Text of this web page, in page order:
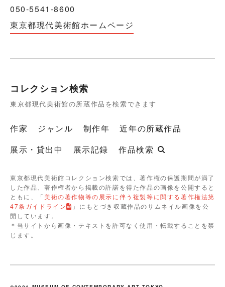
050-5541-8600
東京都現代美術館ホームページ
コレクション検索
東京都現代美術館の所蔵作品を検索できます
作家 ジャンル 制作年
近年の所蔵作品
展示・貸出中
展示記録 作品検索
東京都現代美術館コレクション検索では、著作権の保護期間が満了
した作品、著作権者から掲載の許諾を得た作品の画像を公開すると
ともに、「美術の著作物等の展示に伴う複製等に関する著作権法第
47条ガイドライン
」にもとづき収蔵作品のサムネイル画像を公
開しています。
＊当サイトから画像・テキストを許可なく使用・転載することを禁
じます。